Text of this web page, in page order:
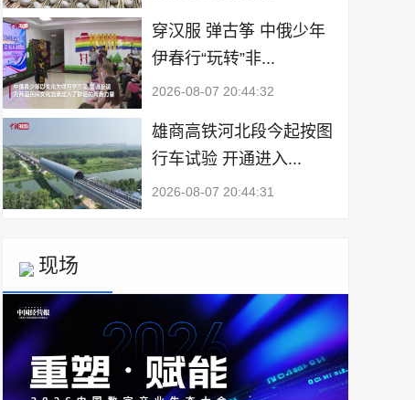
穿汉服 弹古筝 中俄少年
伊春行“玩转”非...
2026-08-07 20:44:32
雄商高铁河北段今起按图
行车试验 开通进入...
2026-08-07 20:44:31
现场